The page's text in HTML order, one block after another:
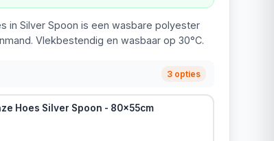
in Silver Spoon is een wasbare polyester
Vlekbestendig en wasbaar op 30°C.
3 opties
Hoes Silver Spoon - 80x55cm